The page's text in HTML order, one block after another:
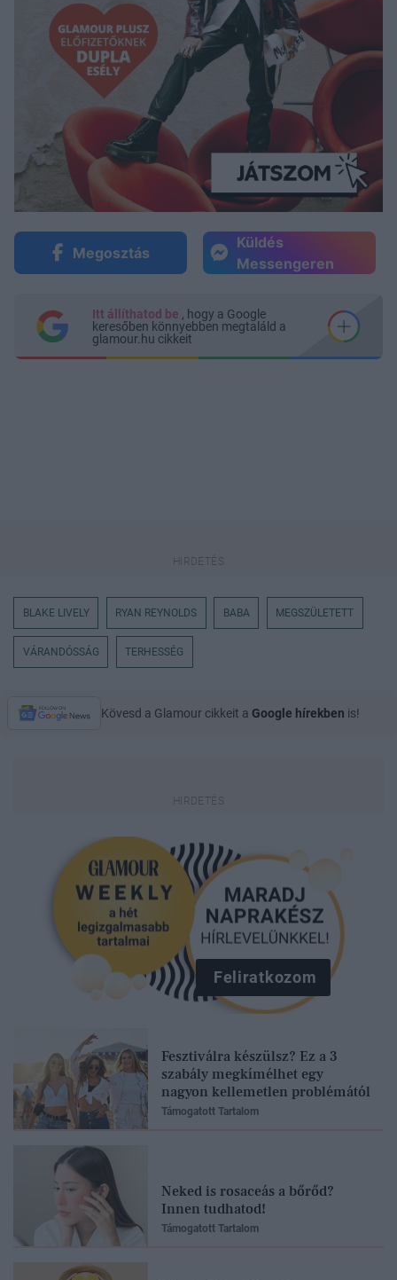
Megosztás
Küldés
Messengeren
Itt állíthatod be , hogy a Google
keresőben könnyebben megtaláld a
glamour.hu cikkeit
BLAKE LIVELY RYAN REYNOLDS BABA MEGSZÜLETETT
VÁRANDÓSSÁG TERHESSÉG
Kövesd a Glamour cikkeit a Google hírekben is!
Feliratkozom
Fesztiválra készülsz? Ez a 3
szabály megkímélhet egy
nagyon kellemetlen problémától
Támogatott Tartalom
Neked is rosaceás a bőrőd?
Innen tudhatod!
Támogatott Tartalom